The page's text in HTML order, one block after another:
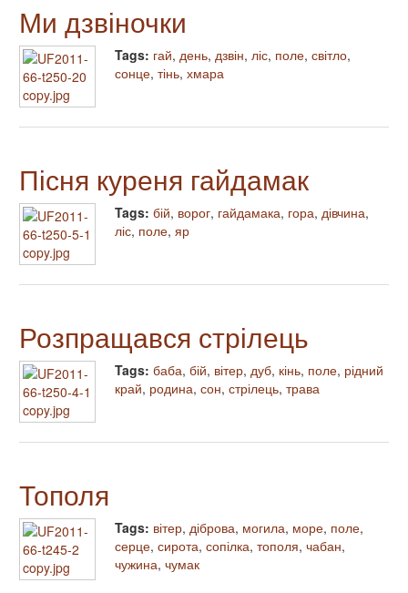
Ми дзвіночки
Tags: гай, день, дзвін, ліс, поле, світло,
сонце, тінь, хмара
Пісня куреня гайдамак
Tags: бій, ворог, гайдамака, гора, дівчина,
ліс, поле, яр
Розпращався стрілець
Tags: баба, бій, вітер, дуб, кінь, поле, рідний
край, родина, сон, стрілець, трава
Тополя
Tags: вітер, діброва, могила, море, поле,
серце, сирота, сопілка, тополя, чабан,
чужина, чумак